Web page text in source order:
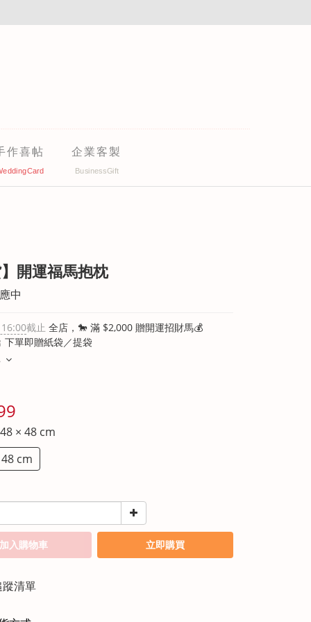
作喜帖 企業客製
開運福馬抱枕
中
截止 全店，🐎 滿 $2,000 贈開運招財馬💰
下單即贈紙袋／提袋
× 48 cm
cm
加入購物車 立即購買
清單